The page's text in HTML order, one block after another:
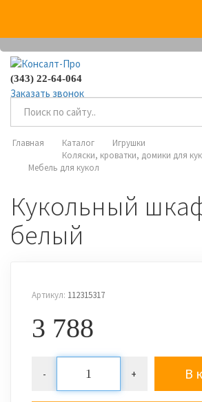
(343) 22-64-064
Заказать звонок
Главная Каталог
Игрушки
Коляски, кроватки, домики для
Мебель для кукол
Кукольный
белый
Артикул: 112315317
3 788
- + В